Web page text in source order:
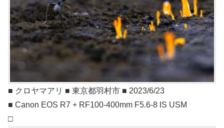
■ クロヤマアリ ■ 東京都羽村市 ■ 2023/6/23
■ Canon EOS R7 + RF100-400mm F5.6-8 IS USM
□